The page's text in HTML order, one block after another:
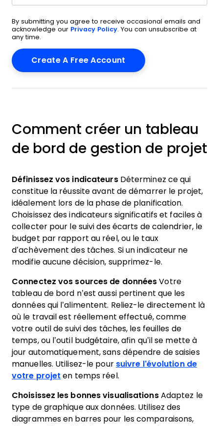
By submitting you agree to receive occasional emails and
acknowledge our Privacy Policy. You can unsubscribe at
any time.
Comment créer un tableau
de bord de gestion de projet
Définissez vos indicateursDéterminez ce qui
constitue la réussite avant de démarrer le projet,
idéalement lors de la phase de planification.
Choisissez des indicateurs significatifs et faciles à
collecter pour le suivi des écarts de calendrier, le
budget par rapport au réel, ou le taux
d’achèvement des tâches. Si un indicateur ne
modifie aucune décision, supprimez-le.
Connectez vos sources de données Votre
tableau de bord n’est aussi pertinent que les
données qui l’alimentent. Reliez-le directement là
où le travail est réellement effectué, comme
votre outil de suivi des tâches, les feuilles de
temps, ou l’outil budgétaire, afin qu’il se mette à
jour automatiquement, sans dépendre de saisies
manuelles. Utilisez-le pour suivre l’évolution de
votre projet en temps réel.
Choisissez les bonnes visualisationsAdaptez le
type de graphique aux données. Utilisez des
diagrammes en barres pour les comparaisons,